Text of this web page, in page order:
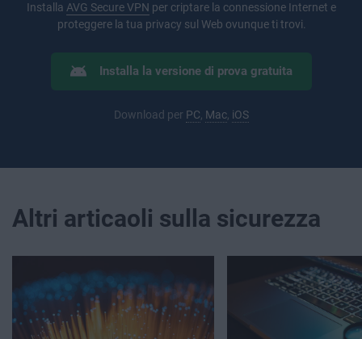
Installa AVG Secure VPN per criptare la connessione Internet e
proteggere la tua privacy sul Web ovunque ti trovi.
Installa la versione di prova gratuita
Download per PC Mac iOS
Altri articaoli sulla sicurezza